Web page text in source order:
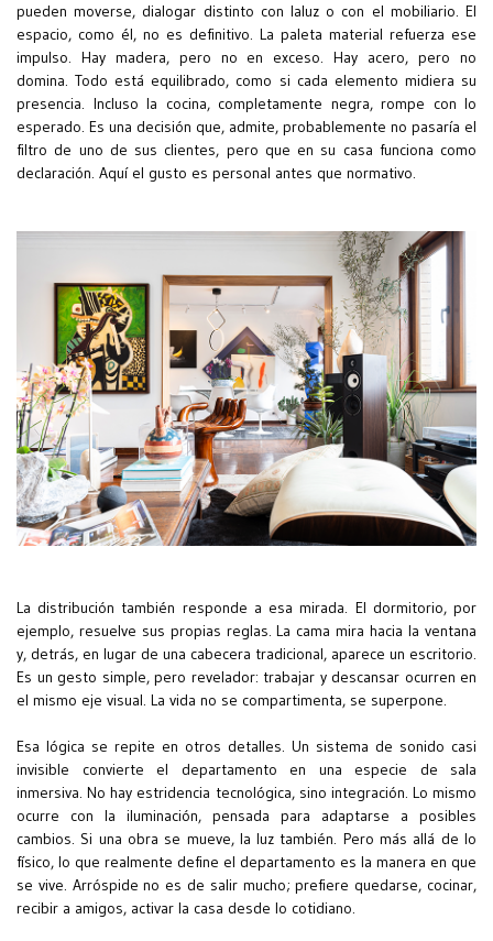
pueden moverse, dialogar distinto con laluz o con el mobiliario. El
espacio, como él, no es definitivo. La paleta material refuerza ese
impulso. Hay madera, pero no en exceso. Hay acero, pero no
domina. Todo está equilibrado, como si cada elemento midiera su
presencia. Incluso la cocina, completamente negra, rompe con lo
esperado. Es una decisión que, admite, probablemente no pasaría el
filtro de uno de sus clientes, pero que en su casa funciona como
declaración. Aquí el gusto es personal antes que normativo.
La distribución también responde a esa mirada. El dormitorio, por
ejemplo, resuelve sus propias reglas. La cama mira hacia la ventana
y, detrás, en lugar de una cabecera tradicional, aparece un escritorio.
Es un gesto simple, pero revelador: trabajar y descansar ocurren en
el mismo eje visual. La vida no se compartimenta, se superpone.
Esa lógica se repite en otros detalles. Un sistema de sonido casi
invisible convierte el departamento en una especie de sala
inmersiva. No hay estridencia tecnológica, sino integración. Lo mismo
ocurre con la iluminación, pensada para adaptarse a posibles
cambios. Si una obra se mueve, la luz también. Pero más allá de lo
físico, lo que realmente define el departamento es la manera en que
se vive. Arróspide no es de salir mucho; prefiere quedarse, cocinar,
recibir a amigos, activar la casa desde lo cotidiano.